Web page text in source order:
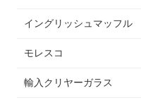
イングリッシュマッフル
モレスコ
輸入クリヤーガラス